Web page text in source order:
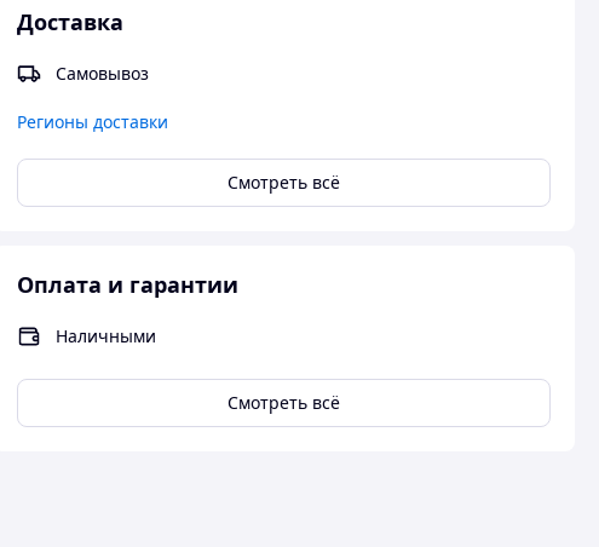
Доставка
Самовывоз
Регионы доставки
Смотреть всё
Оплата и гарантии
Наличными
Смотреть всё